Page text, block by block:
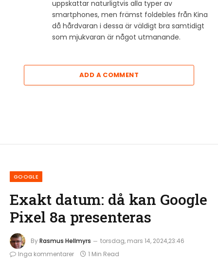
uppskattar naturligtvis alla typer av
smartphones, men främst foldebles från Kina
då hårdvaran i dessa är väldigt bra samtidigt
som mjukvaran är något utmanande.
ADD A COMMENT
GOOGLE
Exakt datum: då kan Google
Pixel 8a presenteras
ByRasmus Hellmyrs
torsdag, mars 14, 2024,23:46
Inga kommentarer
1 Min Read